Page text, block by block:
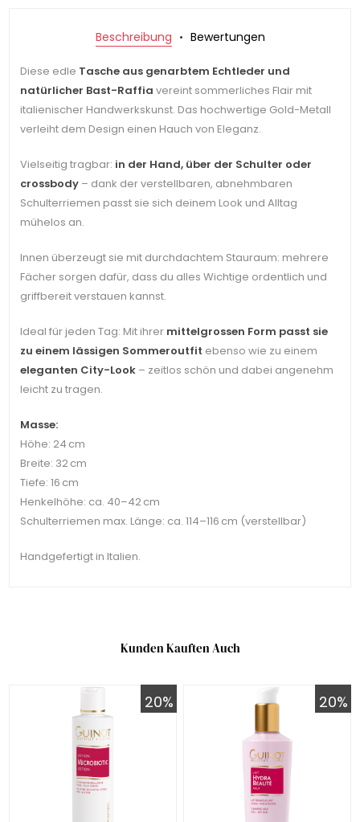
Beschreibung Bewertungen
Diese edle Tasche aus genarbtem Echtleder und
natürlicher Bast-Raffia vereint sommerliches Flair mit
italienischer Handwerkskunst. Das hochwertige Gold-Metall
verleiht dem Design einen Hauch von Eleganz.
Vielseitig tragbar: in der Hand, über der Schulter oder
crossbody– dank der verstellbaren, abnehmbaren
Schulterriemen passt sie sich deinem Look und Alltag
mühelos an.
Innen überzeugt sie mit durchdachtem Stauraum: mehrere
Fächer sorgen dafür, dass du alles Wichtige ordentlich und
griffbereit verstauen kannst.
Ideal für jeden Tag: Mit ihrer mittelgrossen Form passt sie
zu einem lässigen Sommeroutfit ebenso wie zu einem
eleganten City-Look – zeitlos schön und dabei angenehm
leicht zu tragen.
Masse:
Höhe: 24 cm
Breite: 32 cm
Tiefe: 16 cm
Henkelhöhe: ca. 40–42 cm
Schulterriemen max. Länge: ca. 114–116 cm (verstellbar)
Handgefertigt in Italien.
Kunden Kauften Auch
20% 20%